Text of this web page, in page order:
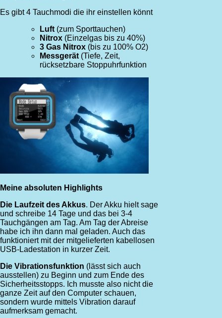
Es gibt 4 Tauchmodi die ihr einstellen könnt
Luft (zum Sporttauchen)
Nitrox (Einzelgas bis zu 40%)
3 Gas Nitrox (bis zu 100% O2)
Messgerät (Tiefe, Zeit,
rücksetzbare Stoppuhrfunktion
Meine absoluten Highlights
Die Laufzeit des Akkus. Der Akku hielt sage
und schreibe 14 Tage und das bei 3-4
Tauchgängen am Tag. Am Tag der Abreise
habe ich ihn dann mal geladen. Auch das
funktioniert mit der mitgelieferten kabellosen
USB-Ladestation in kurzer Zeit.
Die Vibrationsfunktion (lässt sich auch
ausstellen) zu Beginn und zum Ende des
Sicherheitsstopps. Ich musste also nicht die
ganze Zeit auf den Computer schauen,
sondern wurde mittels Vibration darauf
aufmerksam gemacht.